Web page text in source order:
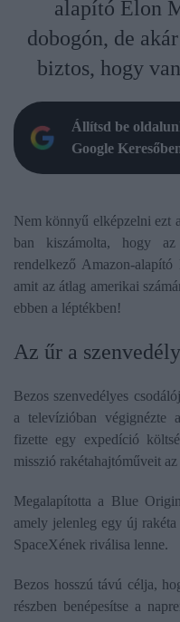
alapító Elon
dobogón, de
biztos, hogy
Állítsd be
Google
Nem könnyű elképzelni ezt
ban kiszámolta, hogy
rendelkező Amazon-
amit az átlag amerikai
ebben a léptékben!
Az űr a
Bezos szenvedélyes
a televízióban végignézte
fizette egy expedíció
misszió rakétahajtóműveit
Megalapította a Blue
amely jelenleg egy új
SpaceXének riválisa lenne.
Bezos hosszú távú célja,
részben benépesítse a